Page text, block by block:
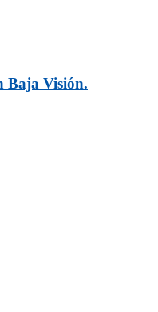
Baja Visión.